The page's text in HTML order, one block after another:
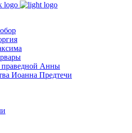
праведной Анны
Иоанна Предтечи